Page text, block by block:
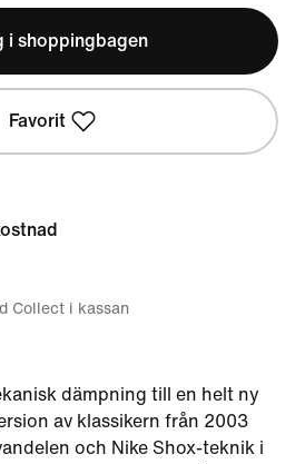
i shoppingbagen
Favorit
Collect i kassan
dämpning till en helt ny
av klassikern från 2003
och Nike Shox-teknik i